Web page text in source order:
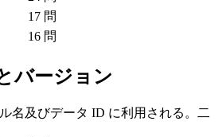
17 問
16 問
バージョン
名及びデータ ID に利用される。二